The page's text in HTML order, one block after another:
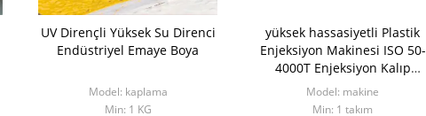
UV Dirençli Yüksek Su Direnci
Endüstriyel Emaye Boya
Model: kaplama
Min: 1 KG
yüksek hassasiyetli Plastik
Enjeksiyon Makinesi ISO 50-
4000T Enjeksiyon Kalıp
Makinesi
Model: makine
Min: 1 takım